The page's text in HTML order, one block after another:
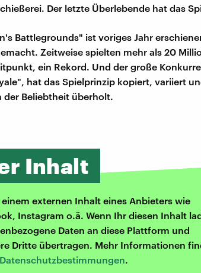
Der letzte Überlebende hat das
Battlegrounds" ist voriges Jahr
Zeitweise spielten mehr als 20
ein Rekord. Und der große
hat das Spielprinzip kopiert, variiert
der Beliebtheit überholt.
Inhalt
einem externen Inhalt eines Anbieters wie
Instagram o.ä. Wenn Ihr diesen Inhalt
Daten an diese Plattform und
Dritte übertragen. Mehr Informationen
Datenschutzbestimmungen.